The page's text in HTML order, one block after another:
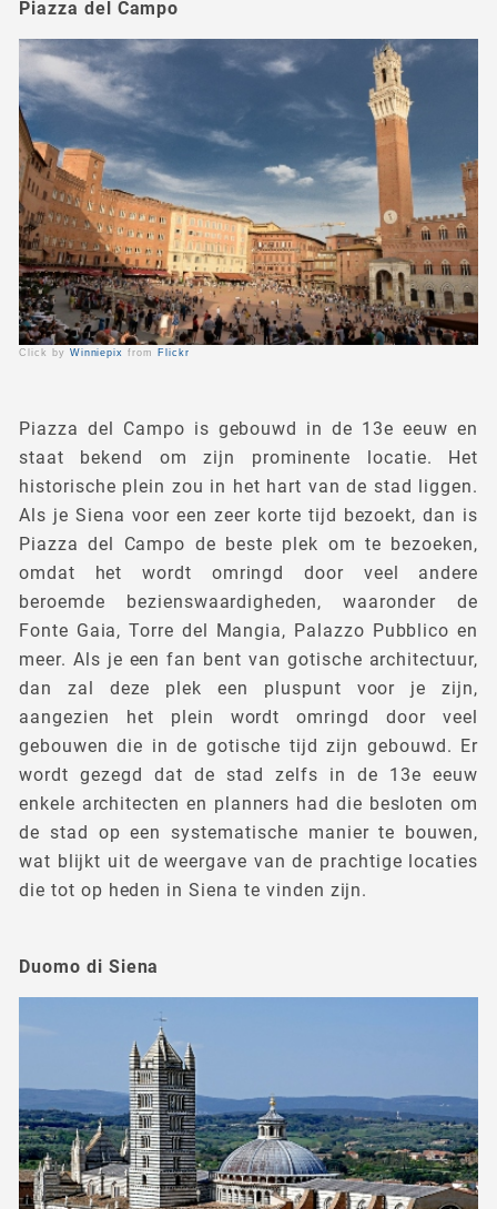
Click by Winniepix from Flickr
Piazza del Campo
Piazza del Campo is gebouwd in de 13e eeuw en
staat bekend om zijn prominente locatie. Het
historische plein zou in het hart van de stad liggen.
Als je Siena voor een zeer korte tijd bezoekt, dan is
Piazza del Campo de beste plek om te bezoeken,
omdat het wordt omringd door veel andere
beroemde bezienswaardigheden, waaronder de
Fonte Gaia, Torre del Mangia, Palazzo Pubblico en
meer. Als je een fan bent van gotische architectuur,
dan zal deze plek een pluspunt voor je zijn,
aangezien het plein wordt omringd door veel
gebouwen die in de gotische tijd zijn gebouwd. Er
wordt gezegd dat de stad zelfs in de 13e eeuw
enkele architecten en planners had die besloten om
de stad op een systematische manier te bouwen,
wat blijkt uit de weergave van de prachtige locaties
die tot op heden in Siena te vinden zijn.
Duomo di Siena